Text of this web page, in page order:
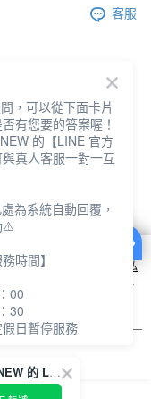
客服
查看全部
方式之詳情，及若您不希
定，請參閱本網站「
隱私
您同意本公司得按本網站使
歡迎訂閱 LA NEW 的 LINE 官方帳號
，可以從下面卡片
有您要的答案喔！
的【LINE 官方
真人客服一對一互
為系統自動回覆，
⚠️
時間】
00
30
日暫停服務